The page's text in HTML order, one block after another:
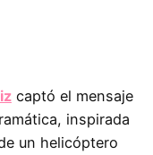
captó el mensaje
inspirada
un helicóptero